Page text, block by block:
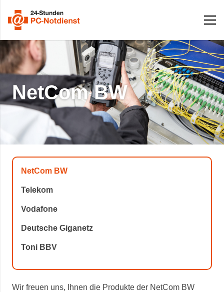
NetCom BW
NetCom BW
Telekom
Vodafone
Deutsche Giganetz
Toni BBV
Wir freuen uns, Ihnen die Produkte der NetCom BW